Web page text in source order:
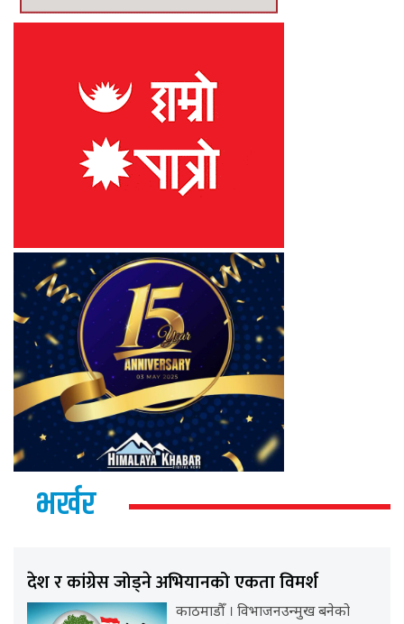
भर्खर
देश र कांग्रेस जोड्ने अभियानको एकता विमर्श
काठमाडौँ । विभाजनउन्मुख बनेको